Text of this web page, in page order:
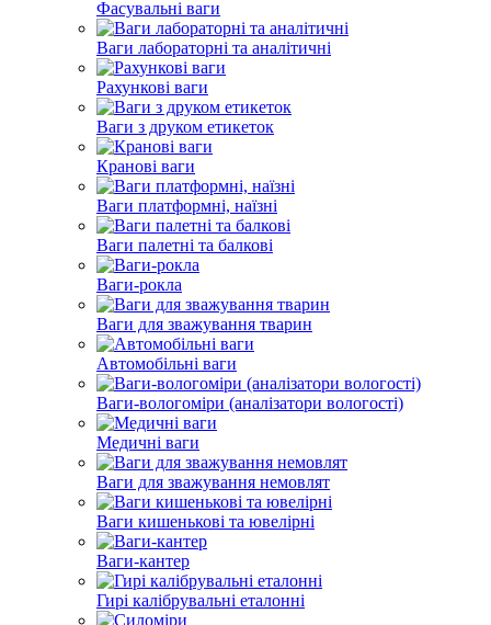
Фасувальні ваги
Ваги лабораторні та аналітичні
Рахункові ваги
Ваги з друком етикеток
Кранові ваги
Ваги платформні, наїзні
Ваги палетні та балкові
Ваги-рокла
Ваги для зважування тварин
Автомобільні ваги
Ваги-вологоміри (аналізатори вологості)
Медичні ваги
Ваги для зважування немовлят
Ваги кишенькові та ювелірні
Ваги-кантер
Гирі калібрувальні еталонні